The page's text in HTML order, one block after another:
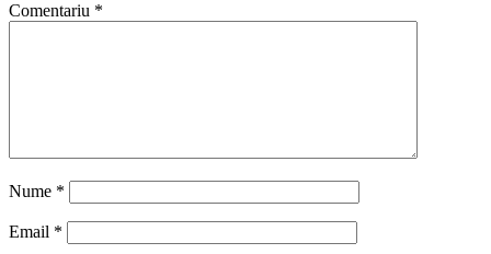
Comentariu *
Nume *
Email *